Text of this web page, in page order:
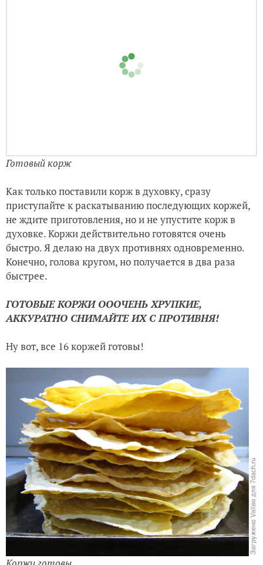
Готовый корж
Как только поставили корж в духовку, сразу
приступайте к раскатыванию последующих коржей,
не ждите приготовления, но и не упустите корж в
духовке. Коржи действительно готовятся очень
быстро. Я делаю на двух противнях одновременно.
Конечно, голова кругом, но получается в два раза
быстрее.
ГОТОВЫЕ КОРЖИ ОООЧЕНЬ ХРУПКИЕ,
АККУРАТНО СНИМАЙТЕ ИХ С ПРОТИВНЯ!
Ну вот, все 16 коржей готовы!
Коржи готовы